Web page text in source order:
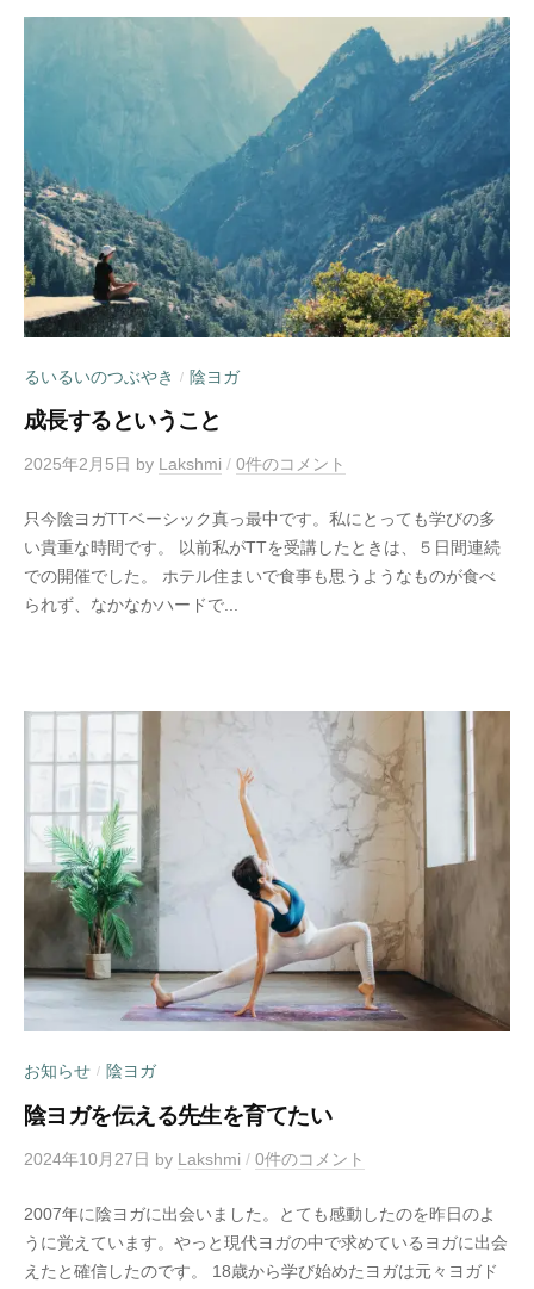
るいるいのつぶやき / 陰ヨガ
成長するということ
2025年2月5日 by Lakshmi / 0件のコメント
只今陰ヨガTTベーシック真っ最中です。私にとっても学びの多
い貴重な時間です。 以前私がTTを受講したときは、５日間連続
での開催でした。 ホテル住まいで食事も思うようなものが食べ
られず、なかなかハードで...
お知らせ / 陰ヨガ
陰ヨガを伝える先生を育てたい
2024年10月27日 by Lakshmi / 0件のコメント
2007年に陰ヨガに出会いました。とても感動したのを昨日のよ
うに覚えています。やっと現代ヨガの中で求めているヨガに出会
えたと確信したのです。 18歳から学び始めたヨガは元々ヨガド